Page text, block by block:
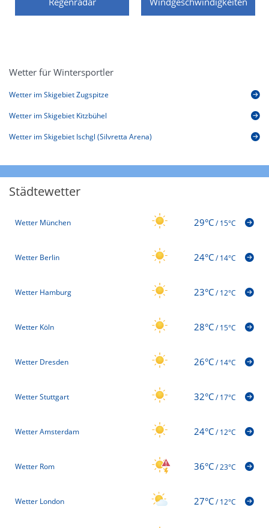
Wetter für Wintersportler
Wetter im Skigebiet Zugspitze
Wetter im Skigebiet Kitzbühel
Wetter im Skigebiet Ischgl (Silvretta Arena)
Städtewetter
Wetter München 29°C/15°C
Wetter Berlin 24°C/14°C
Wetter Hamburg 23°C/12°C
Wetter Köln 28°C/15°C
Wetter Dresden 26°C/14°C
Wetter Stuttgart 32°C/17°C
Wetter Amsterdam 24°C/12°C
Wetter Rom 36°C/23°C
Wetter London 27°C/12°C